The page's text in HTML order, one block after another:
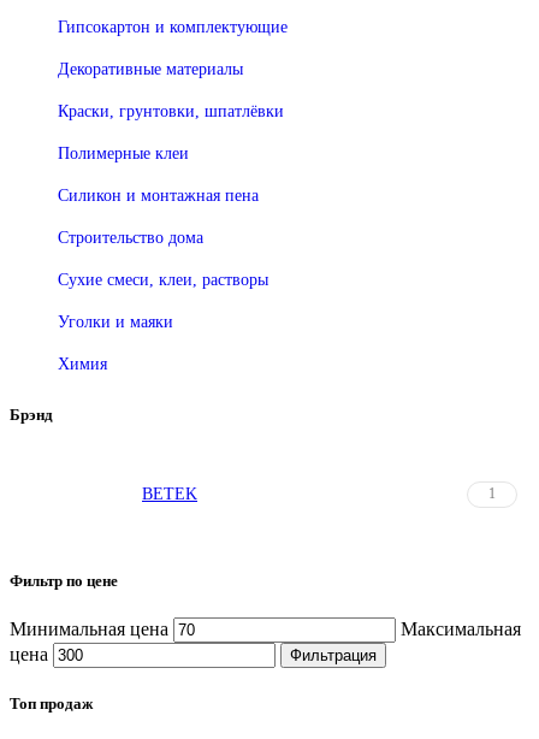
Гипсокартон и комплектующие
Декоративные материалы
Краски, грунтовки, шпатлёвки
Полимерные клеи
Силикон и монтажная пена
Строительство дома
Сухие смеси, клеи, растворы
Уголки и маяки
Химия
Брэнд
BETEK 1
Фильтр по цене
Минимальная цена
Максимальная
цена
Фильтрация
Топ продаж